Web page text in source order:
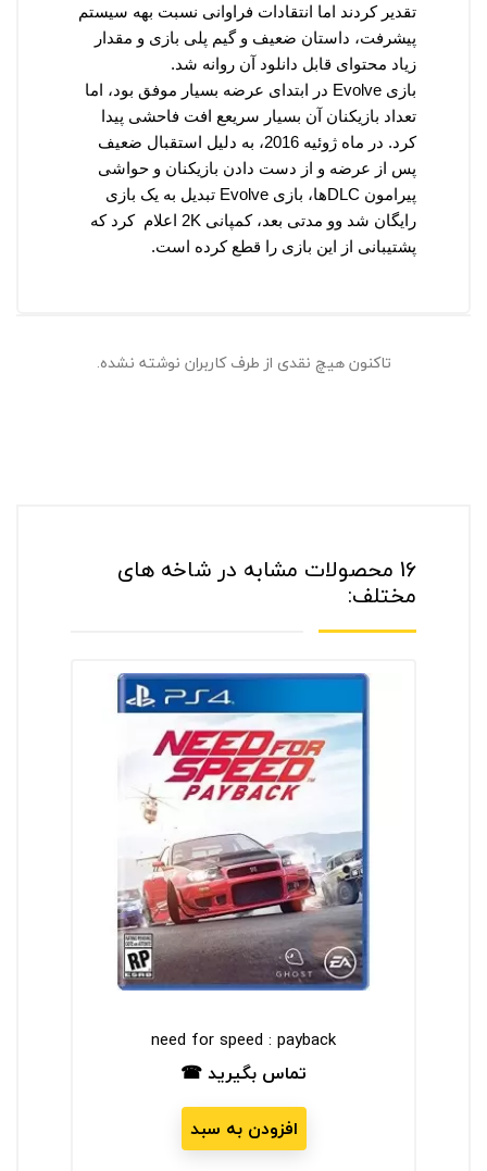
تقدیر کردند اما انتقادات فراوانی نسبت بهه سیستم
پیشرفت، داستان ضعیف و گیم پلی بازی و مقدار
زیاد محتوای قابل دانلود آن روانه شد.
بازی Evolve در ابتدای عرضه بسیار موفق بود، اما
تعداد بازیکنان آن بسیار سریعع افت فاحشی پیدا
کرد. در ماه ژوئیه 2016، به دلیل استقبال ضعیف
پس از عرضه و از دست دادن بازیکنان و حواشی
پیرامون DLCها، بازی Evolve تبدیل به یک بازی
رایگان شد وو مدتی بعد، کمپانی 2K اعلام کرد که
پشتیبانی از این بازی را قطع کرده است.
تاکنون هیچ نقدی از طرف کاربران نوشته نشده.
16 محصولات مشابه در شاخه های
مختلف:
need for speed : payback
قیمت
تماس بگیرید ☎
افزودن به سبد